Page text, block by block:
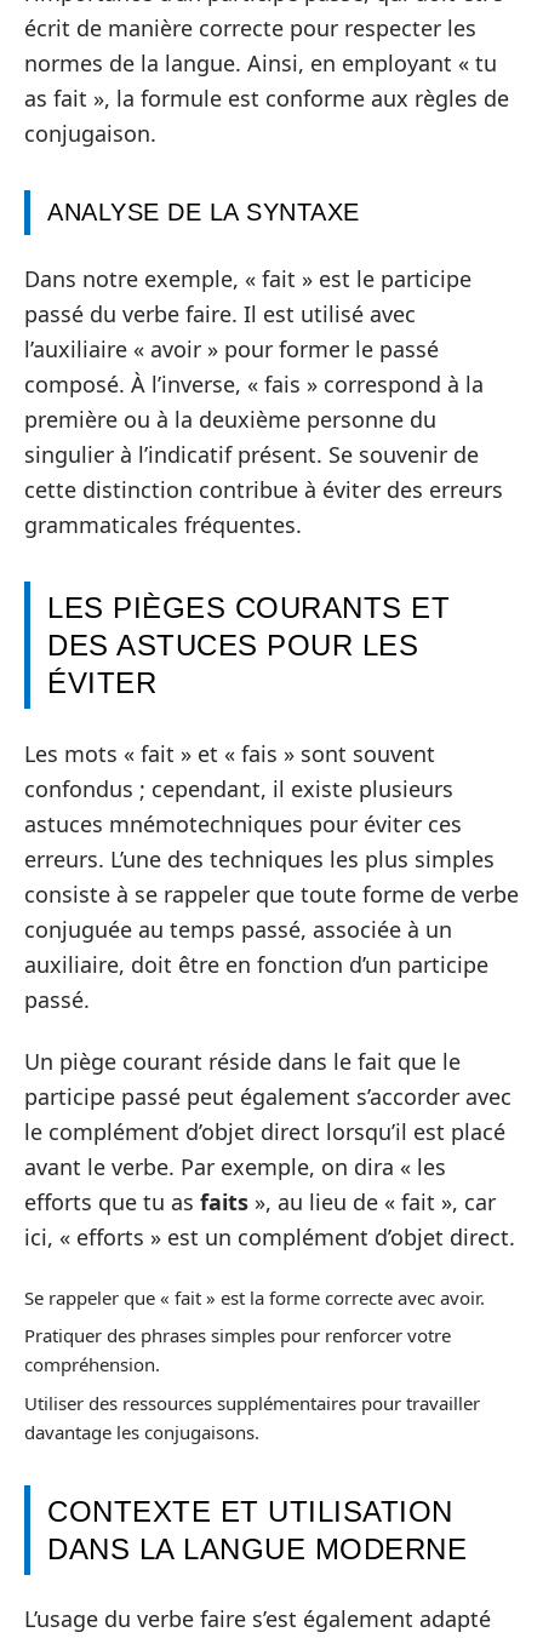
écrit de manière correcte pour respecter les
normes de la langue. Ainsi, en employant « tu
as fait », la formule est conforme aux règles de
conjugaison.
ANALYSE DE LA SYNTAXE
Dans notre exemple, « fait » est le participe
passé du verbe faire. Il est utilisé avec
l’auxiliaire « avoir » pour former le passé
composé. À l’inverse, « fais » correspond à la
première ou à la deuxième personne du
singulier à l’indicatif présent. Se souvenir de
cette distinction contribue à éviter des erreurs
grammaticales fréquentes.
LES PIÈGES COURANTS ET
DES ASTUCES POUR LES
ÉVITER
Les mots « fait » et « fais » sont souvent
confondus ; cependant, il existe plusieurs
astuces mnémotechniques pour éviter ces
erreurs. L’une des techniques les plus simples
consiste à se rappeler que toute forme de verbe
conjuguée au temps passé, associée à un
auxiliaire, doit être en fonction d’un participe
passé.
Un piège courant réside dans le fait que le
participe passé peut également s’accorder avec
le complément d’objet direct lorsqu’il est placé
avant le verbe. Par exemple, on dira « les
efforts que tu as faits », au lieu de « fait », car
ici, « efforts » est un complément d’objet direct.
Se rappeler que « fait » est la forme correcte avec avoir.
Pratiquer des phrases simples pour renforcer votre
compréhension.
Utiliser des ressources supplémentaires pour travailler
davantage les conjugaisons.
CONTEXTE ET UTILISATION
DANS LA LANGUE MODERNE
L’usage du verbe faire s’est également adapté